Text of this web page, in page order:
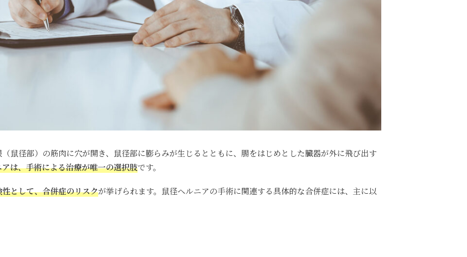
鼠径部）の筋肉に穴が開き、鼠径部に膨らみが生じるとともに、腸をはじめとした臓器が外に飛び出す
は、手術による治療が唯一の選択肢です。
として、合併症のリスクが挙げられます。鼠径ヘルニアの手術に関連する具体的な合併症には、主に以